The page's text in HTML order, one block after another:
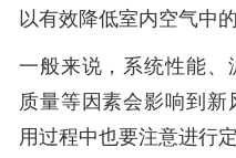
以有效降低室内空气中
一般来说，系统性能
质量等因素会影响到
用过程中也要注意进行